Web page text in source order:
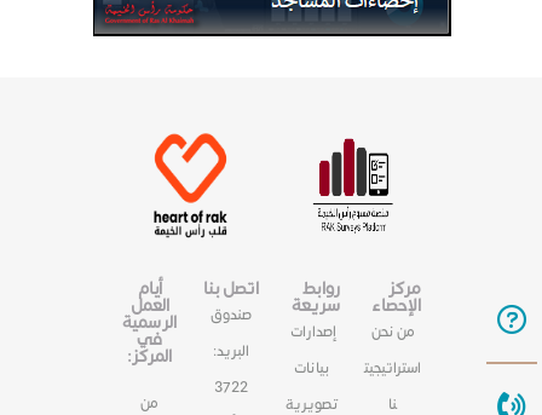
مركز
الإحصاء
من نحن
استراتيجيت
نا
روابط
سريعة
إصدارات
بيانات
تصويرية
اتصل بنا
صندوق
البريد:
3722
أيام
العمل
الرسمية
في
المركز:
من